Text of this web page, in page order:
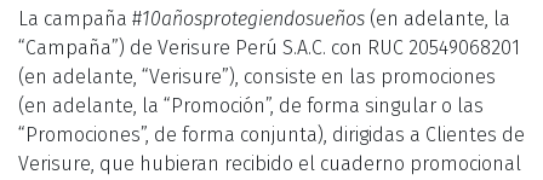
La campaña #10añosprotegiendosueños (en adelante, la
“Campaña”) de Verisure Perú S.A.C. con RUC 20549068201
(en adelante, “Verisure”), consiste en las promociones
(en adelante, la “Promoción”, de forma singular o las
“Promociones”, de forma conjunta), dirigidas a Clientes de
Verisure, que hubieran recibido el cuaderno promocional